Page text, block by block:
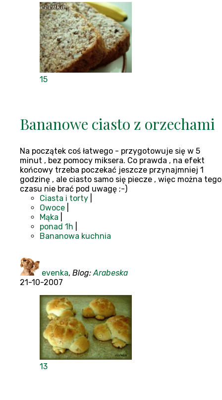
15
Bananowe ciasto z orzechami
Na początek coś łatwego - przygotowuje się w 5
minut , bez pomocy miksera. Co prawda , na efekt
końcowy trzeba poczekać jeszcze przynajmniej 1
godzinę , ale ciasto samo się piecze , więc można tego
czasu nie brać pod uwagę ;-)
Ciasta i torty
Owoce
Mąka
ponad 1h
Bananowa kuchnia
evenka, Blog: Arabeska
21-10-2007
13